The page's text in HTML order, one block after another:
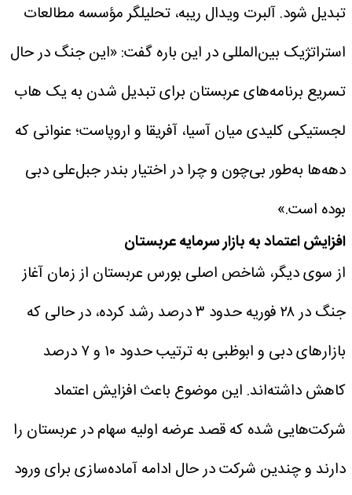
تبدیل شود.آلبرت ویدال ریبه، تحلیلگر مؤسسه مطالعات
استراتژیک بین‌المللی در این باره گفت: «این جنگ در حال
تسریع برنامه‌های عربستان برای تبدیل شدن به یک هاب
لجستیکی کلیدی میان آسیا، آفریقا و اروپاست؛ عنوانی که
دهه‌ها به‌طور بی‌چون‌ و چرا در اختیار بندر جبل‌علی دبی
بوده است.»
افزایش اعتماد به بازار سرمایه عربستان
از سوی دیگر، شاخص اصلی بورس عربستان از زمان آغاز
جنگ در ۲۸ فوریه حدود ۳ درصد رشد کرده، در حالی که
بازارهای دبی و ابوظبی به ترتیب حدود ۱۰ و ۷ درصد
کاهش داشته‌اند. این موضوع باعث افزایش اعتماد
شرکت‌هایی شده که قصد عرضه اولیه سهام در عربستان را
دارند و چندین شرکت در حال ادامه آماده‌سازی برای ورود